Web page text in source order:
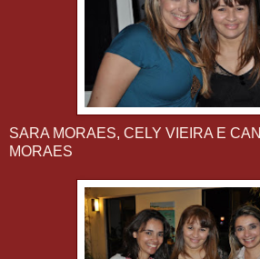
SARA MORAES, CELY VIEIRA E
MORAES